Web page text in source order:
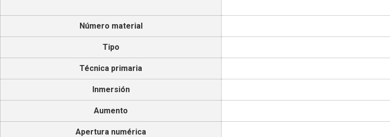
Número material
Tipo
Técnica primaria
Inmersión
Aumento
Apertura numérica